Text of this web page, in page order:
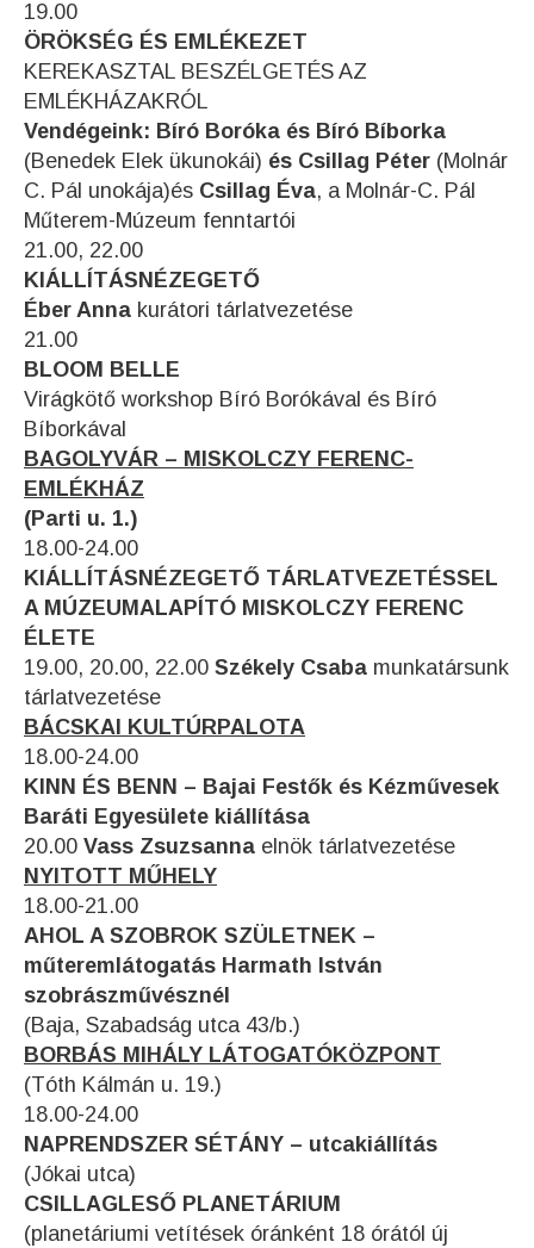
19.00
ÖRÖKSÉG ÉS EMLÉKEZET
KEREKASZTAL BESZÉLGETÉS AZ
EMLÉKHÁZAKRÓL
Vendégeink: Bíró Boróka és Bíró Bíborka
(Benedek Elek ükunokái) és Csillag Péter (Molnár
C. Pál unokája)és Csillag Éva, a Molnár-C. Pál
Műterem-Múzeum fenntartói
21.00, 22.00
KIÁLLÍTÁSNÉZEGETŐ
Éber Anna kurátori tárlatvezetése
21.00
BLOOM BELLE
Virágkötő workshop Bíró Borókával és Bíró
Bíborkával
BAGOLYVÁR – MISKOLCZY FERENC-
EMLÉKHÁZ
(Parti u. 1.)
18.00-24.00
KIÁLLÍTÁSNÉZEGETŐ TÁRLATVEZETÉSSEL
A MÚZEUMALAPÍTÓ MISKOLCZY FERENC
ÉLETE
19.00, 20.00, 22.00 Székely Csaba munkatársunk
tárlatvezetése
BÁCSKAI KULTÚRPALOTA
18.00-24.00
KINN ÉS BENN – Bajai Festők és Kézművesek
Baráti Egyesülete kiállítása
20.00 Vass Zsuzsanna elnök tárlatvezetése
NYITOTT MŰHELY
18.00-21.00
AHOL A SZOBROK SZÜLETNEK –
műteremlátogatás Harmath István
szobrászművésznél
(Baja, Szabadság utca 43/b.)
BORBÁS MIHÁLY LÁTOGATÓKÖZPONT
(Tóth Kálmán u. 19.)
18.00-24.00
NAPRENDSZER SÉTÁNY – utcakiállítás
(Jókai utca)
CSILLAGLESŐ PLANETÁRIUM
(planetáriumi vetítések óránként 18 órától új